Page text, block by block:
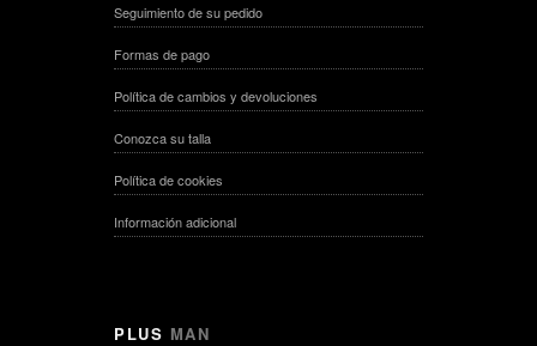
Seguimiento de su pedido
Formas de pago
Política de cambios y devoluciones
Conozca su talla
Política de cookies
Información adicional
PLUS MAN